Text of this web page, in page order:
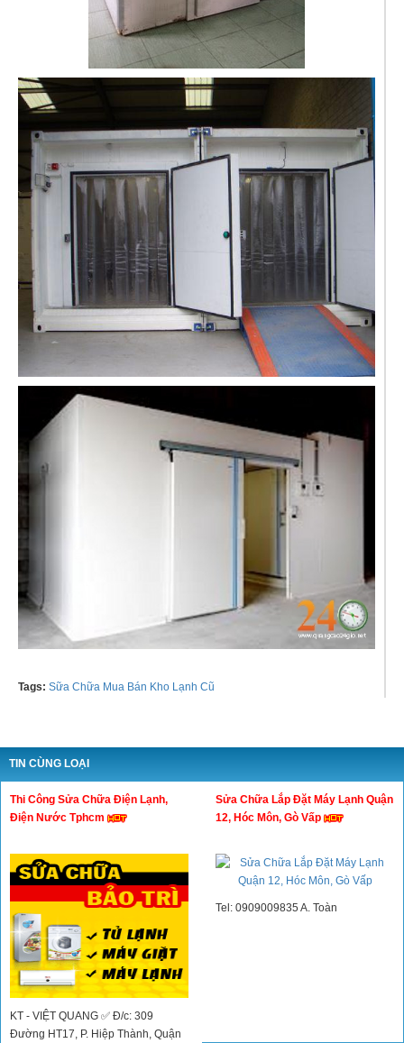
Tags: Sữa Chữa Mua Bán Kho Lạnh Cũ
TIN CÙNG LOẠI
Thi Công Sửa Chữa Điện Lạnh,
Điện Nước Tphcm
KT - VIỆT QUANG ✅ Đ/c: 309
Đường HT17, P. Hiệp Thành, Quận
Sửa Chữa Lắp Đặt Máy Lạnh Quận
12, Hóc Môn, Gò Vấp
Tel: 0909009835 A. Toàn